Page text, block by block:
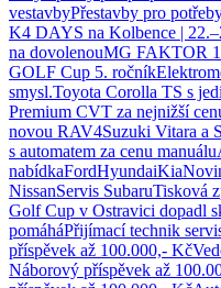
vestavbyPřestavby pro
K4 DAYS na Kolbence |
na dovolenouMG FAKTOR
GOLF Cup 5. ročník
smysl.Toyota Corolla TS s
Premium CVT za nejnižší
novou RAV4Suzuki Vitara a
s automatem za cenu manuálu
nabídkaFordHyundaiKia
NissanServis SubaruTisková
Golf Cup v Ostravici dopadl
pomáháPřijímací technik
příspěvek až 100.000,- Kč
Náborový příspěvek až